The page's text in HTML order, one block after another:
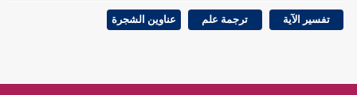
تفسير الآية ترجمة علم عناوين الشجرة